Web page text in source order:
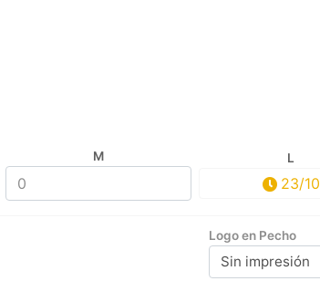
M L
23/10
Logo en Pecho
Sin impresión